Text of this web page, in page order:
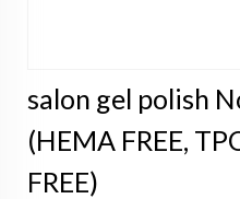
salon gel polish
(HEMA FREE,
FREE)